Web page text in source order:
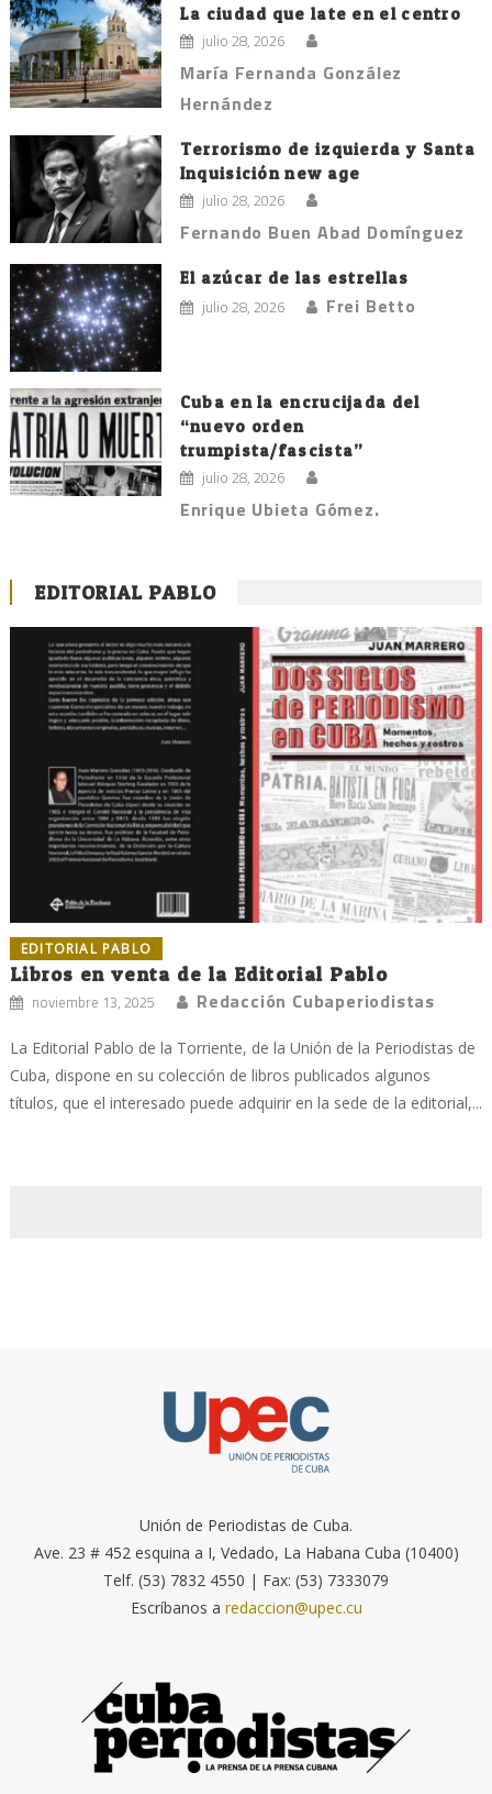
La ciudad que late en el centro
julio 28, 2026
María Fernanda González
Hernández
Terrorismo de izquierda y Santa
Inquisición new age
julio 28, 2026
Fernando Buen Abad Domínguez
El azúcar de las estrellas
julio 28, 2026 Frei Betto
Cuba en la encrucijada del
“nuevo orden
trumpista/fascista”
julio 28, 2026
Enrique Ubieta Gómez.
EDITORIAL PABLO
EDITORIAL PABLO
Libros en venta de la Editorial Pablo
noviembre 13, 2025 Redacción Cubaperiodistas
La Editorial Pablo de la Torriente, de la Unión de la Periodistas de
Cuba, dispone en su colección de libros publicados algunos
títulos, que el interesado puede adquirir en la sede de la editorial,...
Unión de Periodistas de Cuba.
Ave. 23 # 452 esquina a I, Vedado, La Habana Cuba (10400)
Telf. (53) 7832 4550 | Fax: (53) 7333079
Escríbanos a redaccion@upec.cu